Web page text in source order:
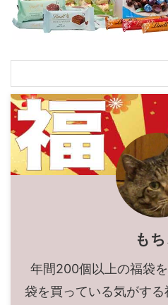
もち
年間200個以上の福袋
袋を買っている気がす